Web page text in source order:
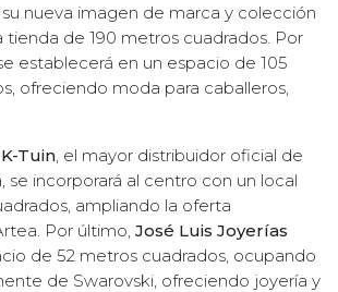
nueva imagen de marca y colección
de 190 metros cuadrados. Por
establecerá en un espacio de 105
ofreciendo moda para caballeros,
K-Tuin, el mayor distribuidor oficial de
se incorporará al centro con un local
ampliando la oferta
Por último, José Luis Joyerías
de 52 metros cuadrados, ocupando
de Swarovski, ofreciendo joyería y